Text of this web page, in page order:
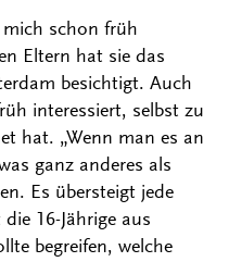
schon früh
Eltern hat sie das
besichtigt. Auch
interessiert, selbst zu
hat. „Wenn man es an
ganz anderes als
Es übersteigt jede
16-Jährige aus
begreifen, welche